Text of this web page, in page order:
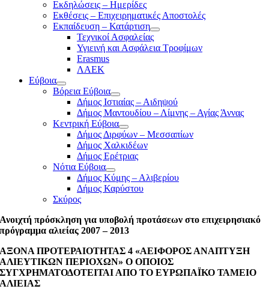
Εκδηλώσεις – Ημερίδες
Εκθέσεις – Επιχειρηματικές Αποστολές
Εκπαίδευση – Κατάρτιση
Τεχνικοί Ασφαλείας
Υγιεινή και Ασφάλεια Τροφίμων
Erasmus
ΛΑΕΚ
Εύβοια
Βόρεια Εύβοια
Δήμος Ιστιαίας – Αιδηψού
Δήμος Μαντουδίου – Λίμνης – Αγίας Άννας
Κεντρική Εύβοια
Δήμος Διρφύων – Μεσσαπίων
Δήμος Χαλκιδέων
Δήμος Ερέτριας
Νότια Εύβοια
Δήμος Κύμης – Αλιβερίου
Δήμος Καρύστου
Σκύρος
Ανοιχτή πρόσκληση για υποβολή προτάσεων στο επιχειρησιακό
πρόγραμμα αλιείας 2007 – 2013
ΑΞΟΝΑ ΠΡΟΤΕΡΑΙΟΤΗΤΑΣ 4 «ΑΕΙΦΟΡΟΣ ΑΝΑΠΤΥΞΗ
ΑΛΙΕΥΤΙΚΩΝ ΠΕΡΙΟΧΩΝ» Ο ΟΠΟΙΟΣ
ΣΥΓΧΡΗΜΑΤΟΔΟΤΕΙΤΑΙ ΑΠΟ ΤΟ ΕΥΡΩΠΑΪΚΟ ΤΑΜΕΙΟ
ΑΛΙΕΙΑΣ